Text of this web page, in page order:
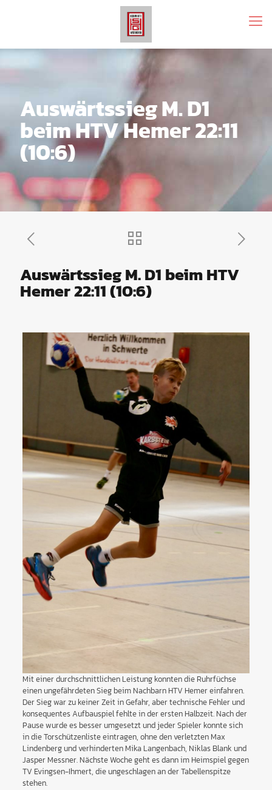
Auswärtssieg M. D1
beim HTV Hemer 22:11
(10:6)
Auswärtssieg M. D1 beim HTV
Hemer 22:11 (10:6)
Mit einer durchschnittlichen Leistung konnten die Ruhrfüchse
einen ungefährdeten Sieg beim Nachbarn HTV Hemer einfahren.
Der Sieg war zu keiner Zeit in Gefahr, aber technische Fehler und
konsequentes Aufbauspiel fehlte in der ersten Halbzeit. Nach der
Pause wurde es besser umgesetzt und jeder Spieler konnte sich
in die Torschützenliste eintragen, ohne den verletzten Max
Lindenberg und verhinderten Mika Langenbach, Niklas Blank und
Jasper Messner. Nächste Woche geht es dann im Heimspiel gegen
TV Evingsen-Ihmert, die ungeschlagen an der Tabellenspitze
stehen.